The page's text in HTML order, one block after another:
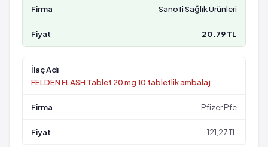
Sanofi Sağlık Ürünleri
20.79 TL
FELDEN FLASH Tablet 20 mg 10 tabletlik ambalaj
Pfizer Pfe
121,27 TL